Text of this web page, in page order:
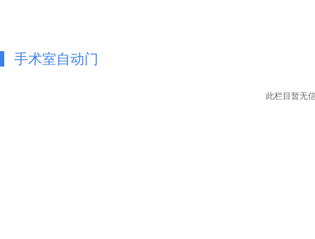
手术室自动门
此栏目暂无